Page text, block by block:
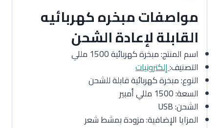
مواصفات مبخره كهربائيه
القابلة لإعادة الشحن
اسم المنتج: مبخرة كهربائية 1500 مللي
التصنيف:إلكترونيات
النوع: مبخرة كهربائية قابلة للشحن
السعة: 1500 مللي أمبير
الشحن: USB
المزايا الإضافية: مزودة بمشط شعر